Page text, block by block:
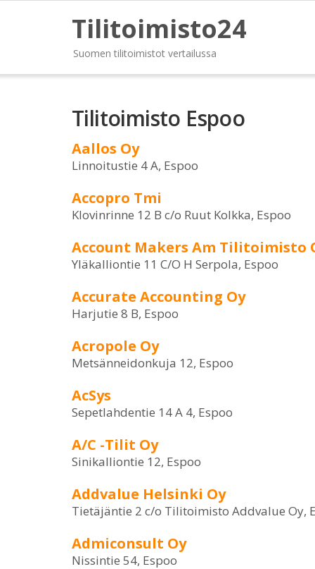
Tilitoimisto24
Suomen tilitoimistot vertailussa
Tilitoimisto Espoo
Aallos Oy
Linnoitustie 4 A, Espoo
Accopro Tmi
Klovinrinne 12 B c/o Ruut Kolkka, Espoo
Account Makers Am Tilitoimisto
Yläkalliontie 11 C/O H Serpola, Espoo
Accurate Accounting Oy
Harjutie 8 B, Espoo
Acropole Oy
Metsänneidonkuja 12, Espoo
AcSys
Sepetlahdentie 14 A 4, Espoo
A/C -Tilit Oy
Sinikalliontie 12, Espoo
Addvalue Helsinki Oy
Tietäjäntie 2 c/o Tilitoimisto Addvalue Oy,
Admiconsult Oy
Nissintie 54, Espoo